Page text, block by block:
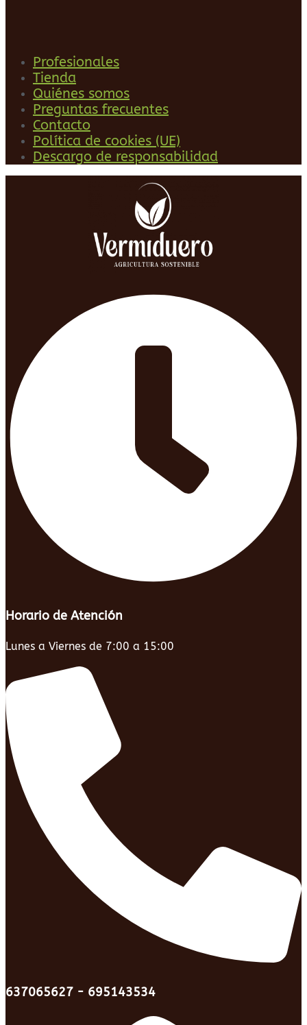
Profesionales
Tienda
Quiénes somos
Preguntas frecuentes
Contacto
Política de cookies (UE)
Descargo de responsabilidad
Horario de Atención
Lunes a Viernes de 7:00 a 15:00
637065627 - 695143534